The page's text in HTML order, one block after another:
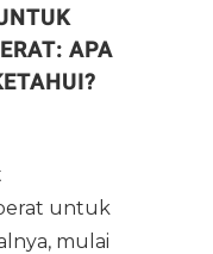
APA
untuk
mulai